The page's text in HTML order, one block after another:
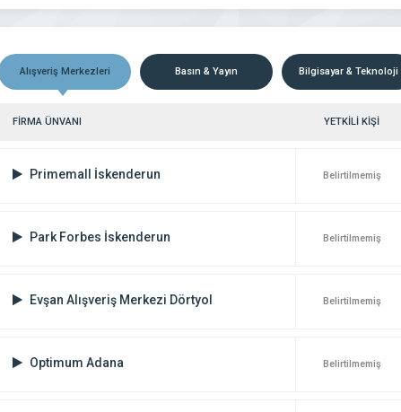
Alışveriş Merkezleri Basın & Yayın Bilgisayar & Teknoloji
FİRMA ÜNVANI YETKİLİ KİŞİ
Primemall İskenderun Belirtilmemiş
Park Forbes İskenderun Belirtilmemiş
Evşan Alışveriş Merkezi Dörtyol Belirtilmemiş
Optimum Adana Belirtilmemiş